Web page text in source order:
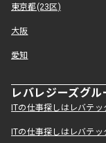
東京都(23区)
大阪
愛知
レバレジーズグ
ITの仕事探しはレバテッ
ITの仕事探しはレバテ